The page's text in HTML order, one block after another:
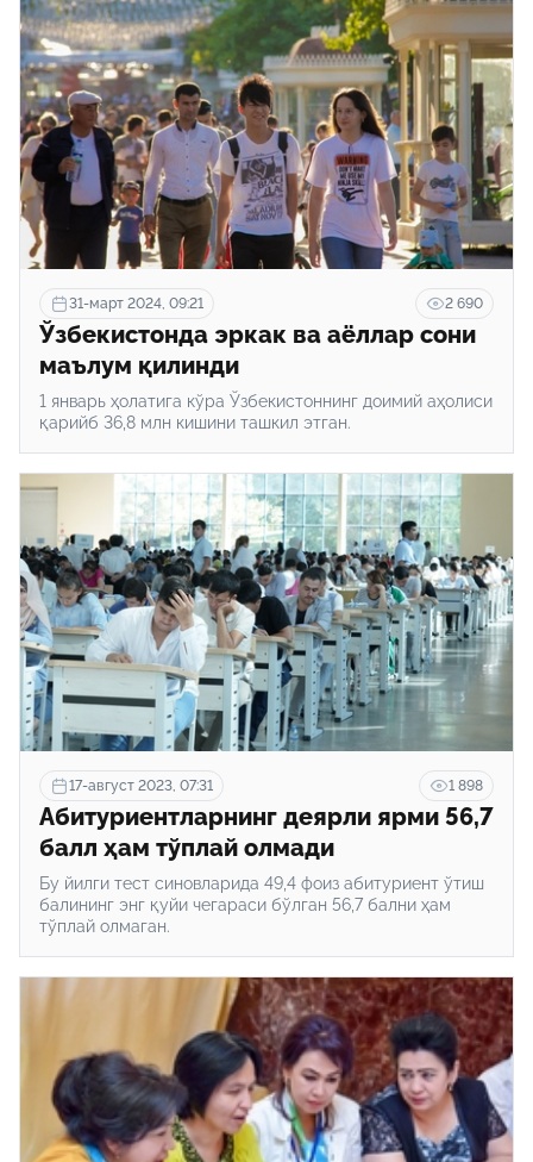
31-март 2024, 09:21 2 690
Ўзбекистонда эркак ва аёллар сони
маълум қилинди
1 январь ҳолатига кўра Ўзбекистоннинг доимий аҳолиси
қарийб 36,8 млн кишини ташкил этган.
17-август 2023, 07:31 1 898
Абитуриентларнинг деярли ярми 56,7
балл ҳам тўплай олмади
Бу йилги тест синовларида 49,4 фоиз абитуриент ўтиш
балининг энг қуйи чегараси бўлган 56,7 бални ҳам
тўплай олмаган.